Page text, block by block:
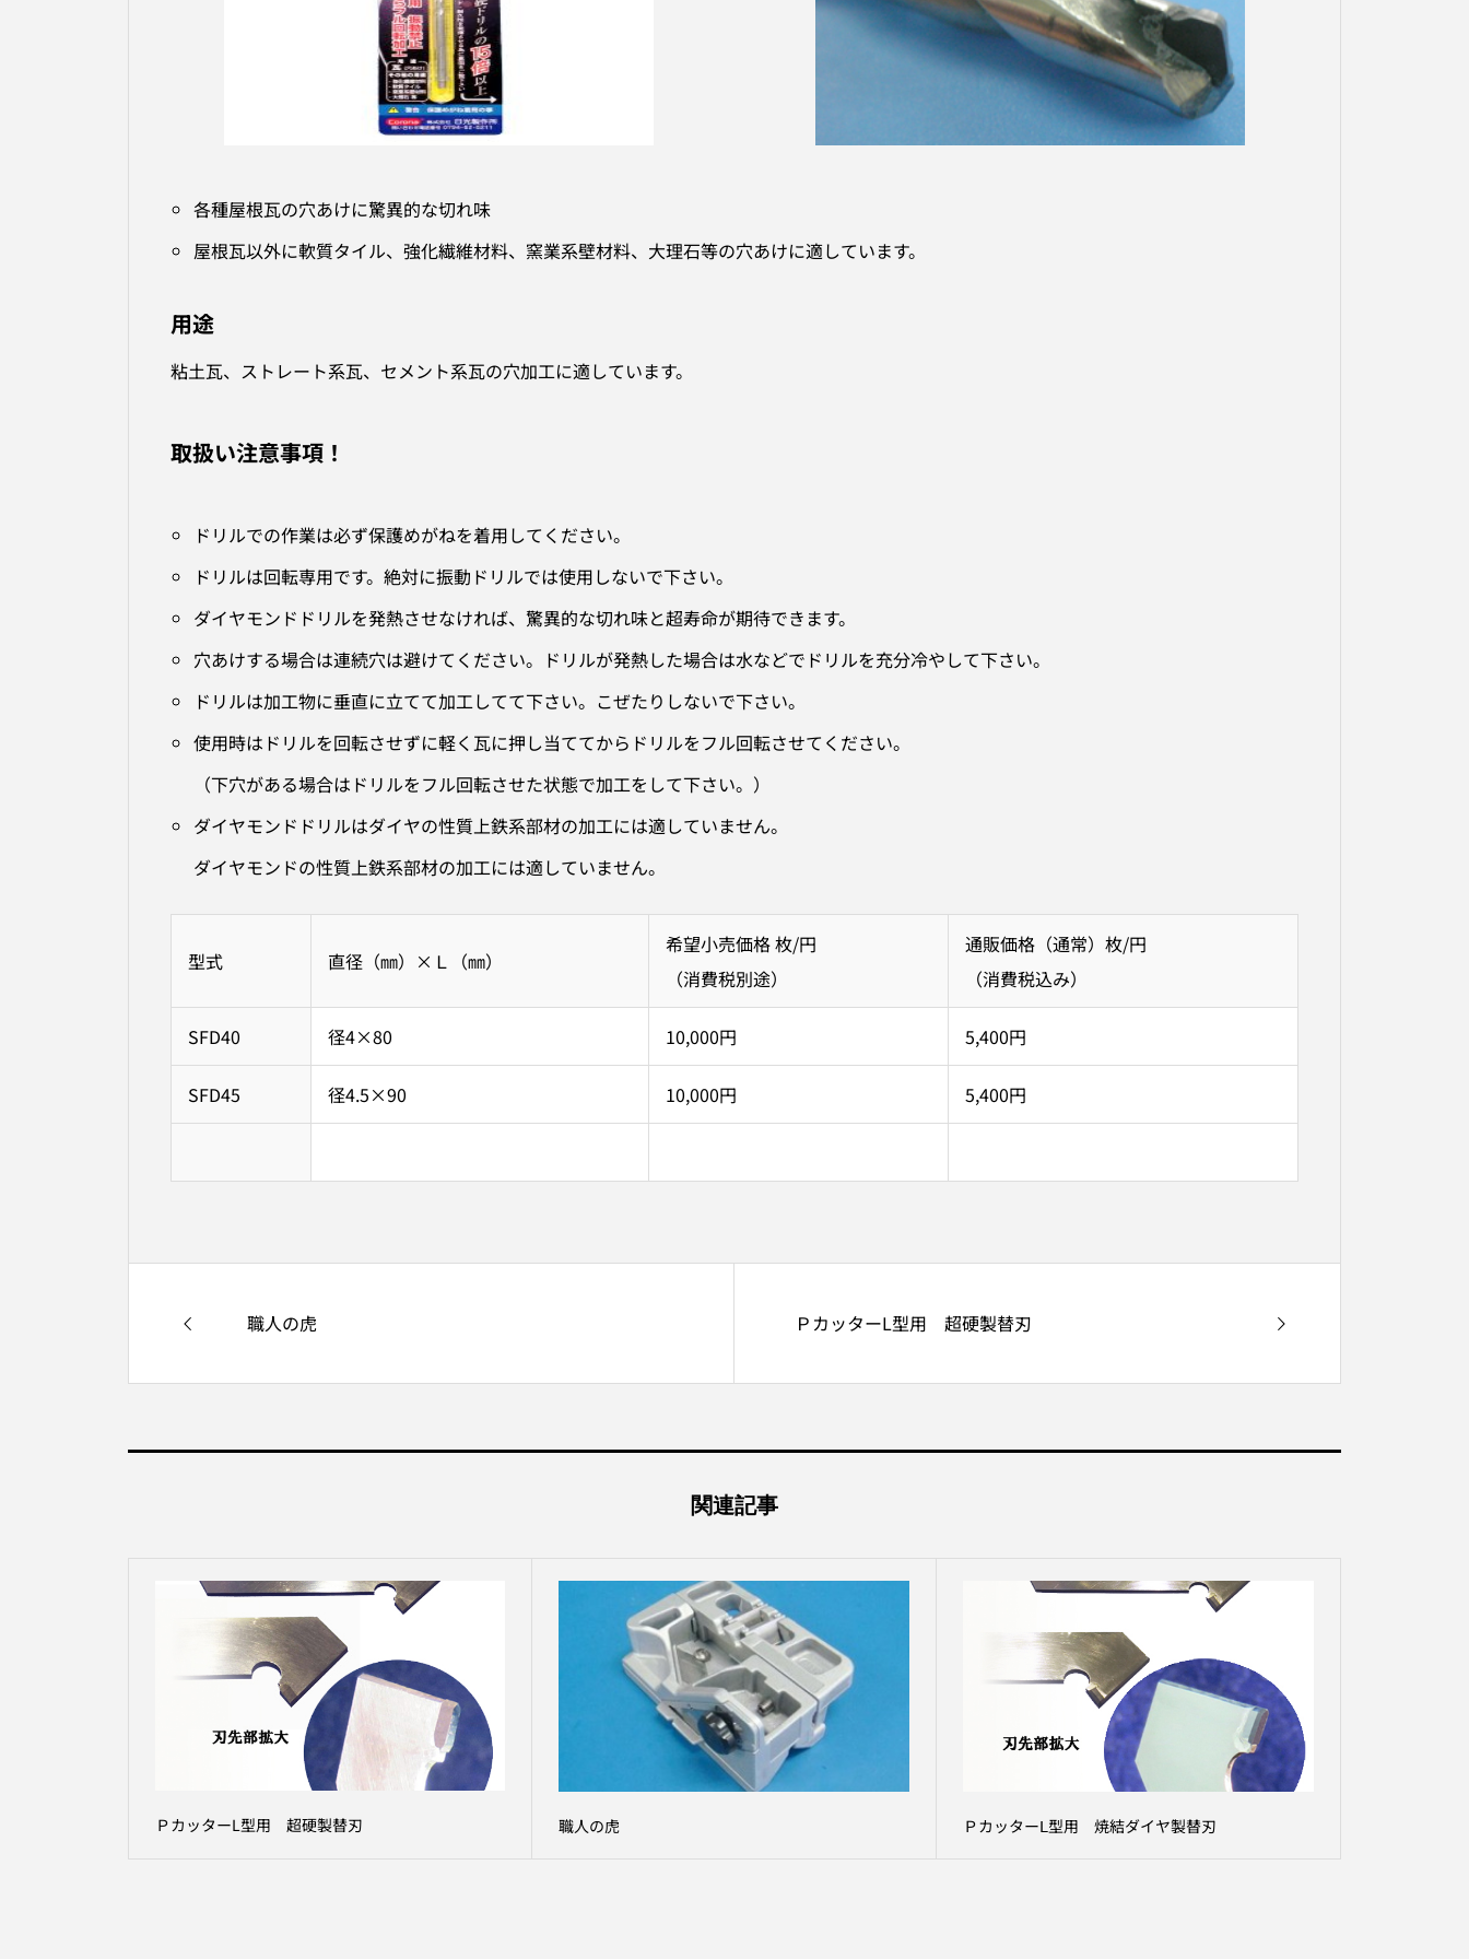
各種屋根瓦の穴あけに驚異的な切れ味
屋根瓦以外に軟質タイル、強化繊維材料、窯業系壁材料、大理石等の穴あけに適しています。
用途
粘土瓦、ストレート系瓦、セメント系瓦の穴加工に適しています。
取扱い注意事項！
ドリルでの作業は必ず保護めがねを着用してください。
ドリルは回転専用です。絶対に振動ドリルでは使用しないで下さい。
ダイヤモンドドリルを発熱させなければ、驚異的な切れ味と超寿命が期待できます。
穴あけする場合は連続穴は避けてください。ドリルが発熱した場合は水などでドリルを充分冷やして下さい。
ドリルは加工物に垂直に立てて加工してて下さい。こぜたりしないで下さい。
使用時はドリルを回転させずに軽く瓦に押し当ててからドリルをフル回転させてください。
（下穴がある場合はドリルをフル回転させた状態で加工をして下さい。）
ダイヤモンドドリルはダイヤの性質上鉄系部材の加工には適していません。
ダイヤモンドの性質上鉄系部材の加工には適していません。
型式 直径（㎜）×Ｌ（㎜）
希望小売価格 枚/円
（消費税別途）
通販価格（通常）枚/円
（消費税込み）
SFD40 径4×80 10,000円 5,400円
SFD45 径4.5×90 10,000円 5,400円
職人の虎 ＰカッターL型用 超硬製替刃
関連記事
ＰカッターL型用 超硬製替刃 職人の虎 ＰカッターⅬ型用 焼結ダイヤ製替刃